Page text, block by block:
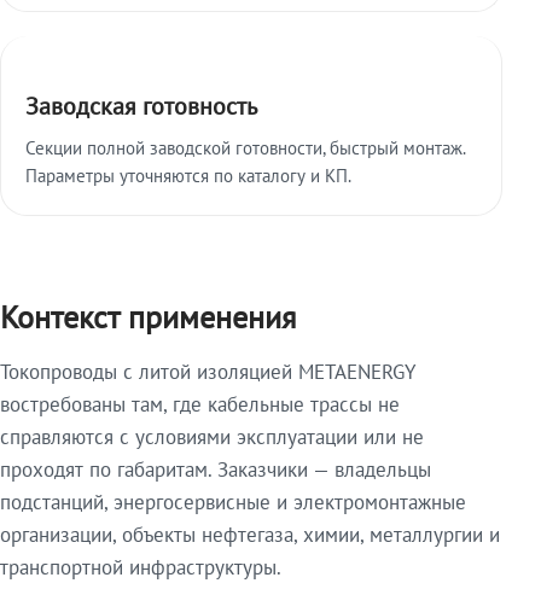
Заводская готовность
Секции полной заводской готовности, быстрый монтаж.
Параметры уточняются по каталогу и КП.
Контекст применения
Токопроводы с литой изоляцией METAENERGY
востребованы там, где кабельные трассы не
справляются с условиями эксплуатации или не
проходят по габаритам. Заказчики — владельцы
подстанций, энергосервисные и электромонтажные
организации, объекты нефтегаза, химии, металлургии и
транспортной инфраструктуры.